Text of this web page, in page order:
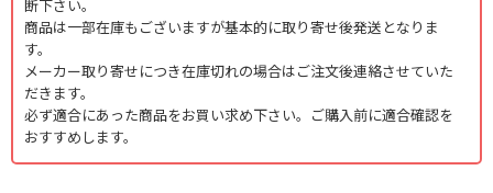
断下さい。
商品は一部在庫もございますが基本的に取り寄せ後発送となりま
す。
メーカー取り寄せにつき在庫切れの場合はご注文後連絡させていた
だきます。
必ず適合にあった商品をお買い求め下さい。ご購入前に適合確認を
おすすめします。